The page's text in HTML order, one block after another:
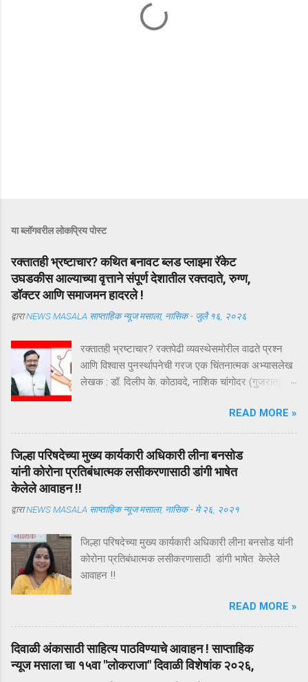
या ब्लॉगवरील लोकप्रिय पोस्ट
रक्तातही भ्रष्टाचार? कथित बनावट ब्लड प्लाझ्मा रॅकेट
उघडकीस आल्याच्या वृत्ताने संपूर्ण देशातील रक्तदाते, रुग्ण,
डॉक्टर आणि समाजमन हादरले !
द्वाराNEWS MASALA साप्ताहिक न्यूज मसाला, नासिक - जुलै १६, २०२६
रक्तातही भ्रष्टाचार? रक्तपेढी व्यवस्थेसमोरील वाढते प्रश्न
आणि विश्वास पुनर्स्थापनेची गरज एक चिंतनात्मक अभ्यासलेख
लेखक : डॉ. दिलीप के. कोठावदे, नाशिक चांगोदर (गुजरात) येथे
संपूर्ण देशातील रक्तदाते, रुग्ण, डॉक्टर आणि समाजमन हादरले
आहे. या प्रकरणाचा तपास अद्याप सुरू असून सत्य न्यायालयीन
प्रक्रियेनंतरच स्पष्ट होईल. परंतु या घटनेने एक अत्यंत
महत्त्वाचा प्रश्न पुन्हा ऐरणीवर आणला आहे—भारतातील रक्त
संक्रमण व्यवस्था किती सुरक्षित, पारदर्शक आणि उत्तरदायी
असतो. एक रक्तदाता कोणत्याही अपेक्षेशिवाय आपल्या
अर्पण करतो. तो विश्वास ठेवतो की त्याचे रक्त योग्य पद्धतीने
संकलित होईल, वैज्ञानिक निकषांनुसार तपासले जाईल,
सुरक्षितरीत्या साठवले जाईल आणि ज्या रुग्णाला त्याची गरज
तुटला तर त्याची किंमत केवळ एका प्रकरणापुरती मर्यादित
राहत नाही; त...
READ MORE »
जिल्हा परिषदेच्या मुख्य कार्यकारी अधिकारी लीना बनसोड
यांनी कोरोना प्रतिबंधात्मक लसीकरणासाठी डांगी भाषेत
केलेले आवाहन !!
द्वाराNEWS MASALA साप्ताहिक न्यूज मसाला, नासिक - मे २६, २०२१
जिल्हा परिषदेच्या मुख्य कार्यकारी अधिकारी लीना बनसोड यांनी
कोरोना प्रतिबंधात्मक लसीकरणासाठी डांगी भाषेत केलेले
आवाहन !!
READ MORE »
दिवाळी अंकासाठी साहित्य पाठविण्याचे आवाहन ! साप्ताहिक
न्यूज मसाला चा १५वा "लोकराजा" दिवाळी विशेषांक २०२६,